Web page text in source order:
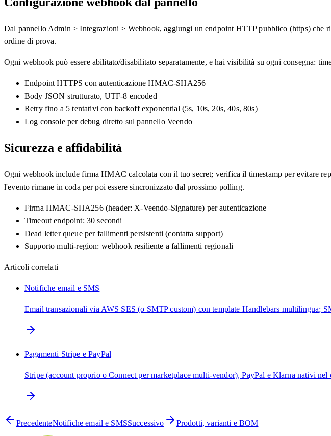
Dal pannello Admin > Integrazioni > Webhook, aggiungi un endpoint HTTP pubblico (https) che
ordine di prova.
Ogni webhook può essere abilitato/disabilitato separatamente, e hai visibilità su ogni consegna:
Endpoint HTTPS con autenticazione HMAC-SHA256
Body JSON strutturato, UTF-8 encoded
Retry fino a 5 tentativi con backoff exponential (5s, 10s, 20s, 40s, 80s)
Log console per debug diretto sul pannello Veendo
Sicurezza e affidabilità
Ogni webhook include firma HMAC calcolata con il tuo secret; verifica il timestamp per evitare
l'evento rimane in coda per poi essere sincronizzato dal prossimo polling.
Firma HMAC-SHA256 (header: X-Veendo-Signature) per autenticazione
Timeout endpoint: 30 secondi
Dead letter queue per fallimenti persistenti (contatta support)
Supporto multi-region: webhook resiliente a fallimenti regionali
Articoli correlati
Notifiche email e SMS
Email transazionali via AWS SES (o SMTP custom) con template Handlebars multilingua;
Pagamenti Stripe e PayPal
Stripe (account proprio o Connect per marketplace multi-vendor), PayPal e Klarna nativi nel
PrecedenteNotifiche email e SMSSuccessivo Prodotti, varianti e BOM